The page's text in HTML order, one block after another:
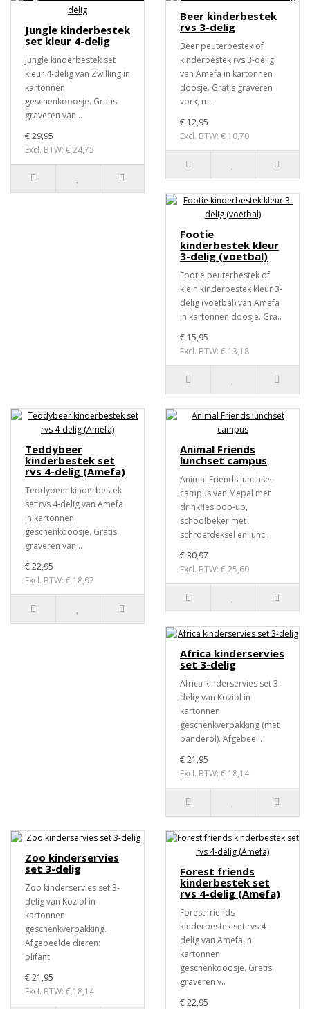
Jungle kinderbestek
set kleur 4-delig
Jungle kinderbestek set
kleur 4-delig van Zwilling in
kartonnen
geschenkdoosje. Gratis
graveren van ..
€ 29,95
Excl. BTW: € 24,75
Beer kinderbestek
rvs 3-delig
Beer peuterbestek of
kinderbestek rvs 3-delig
van Amefa in kartonnen
doosje. Gratis graveren
vork, m..
€ 12,95
Excl. BTW: € 10,70
Footie
kinderbestek kleur
3-delig (voetbal)
Footie peuterbestek of
klein kinderbestek kleur 3-
delig (voetbal) van Amefa
in kartonnen doosje. Gra..
€ 15,95
Excl. BTW: € 13,18
Teddybeer
kinderbestek set
rvs 4-delig (Amefa)
Teddybeer kinderbestek
set rvs 4-delig van Amefa
in kartonnen
geschenkdoosje. Gratis
graveren van ..
€ 22,95
Excl. BTW: € 18,97
Animal Friends
lunchset campus
Animal Friends lunchset
campus van Mepal met
drinkfles pop-up,
schoolbeker met
schroefdeksel en lunc..
€ 30,97
Excl. BTW: € 25,60
Africa kinderservies
set 3-delig
Africa kinderservies set 3-
delig van Koziol in
kartonnen
geschenkverpakking (met
banderol). Afgebeel..
€ 21,95
Excl. BTW: € 18,14
Zoo kinderservies
set 3-delig
Zoo kinderservies set 3-
delig van Koziol in
kartonnen
geschenkverpakking.
Afgebeelde dieren:
olifant..
€ 21,95
Excl. BTW: € 18,14
Forest friends
kinderbestek set
rvs 4-delig (Amefa)
Forest friends
kinderbestek set rvs 4-
delig van Amefa in
kartonnen
geschenkdoosje. Gratis
graveren v..
€ 22,95